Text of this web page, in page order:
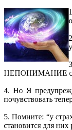
НЕПОНИМАНИЕ
4. Но Я
почувствовать
5. Помните: “у
становится для них